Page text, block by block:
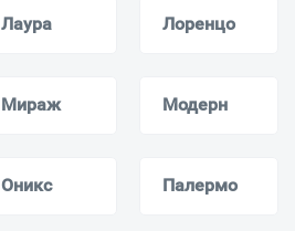
Лаура Лоренцо
Мираж Модерн
Оникс Палермо